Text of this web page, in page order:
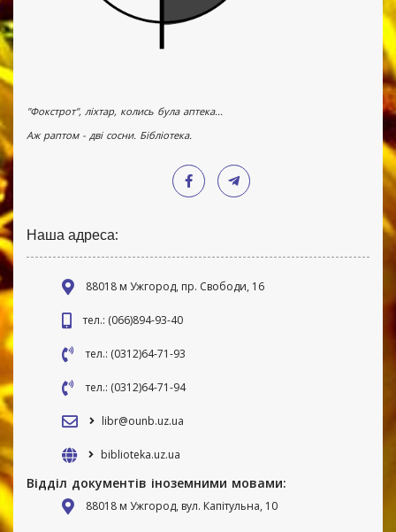
"Фокстрот", ліхтар, колись була аптека...
Аж раптом - дві сосни. Бібліотека.
Наша адреса:
88018 м Ужгород, пр. Свободи, 16
тел.: (066)894-93-40
тел.: (0312)64-71-93
тел.: (0312)64-71-94
libr@ounb.uz.ua
biblioteka.uz.ua
Відділ документів іноземними мовами:
88018 м Ужгород, вул. Капітульна, 10